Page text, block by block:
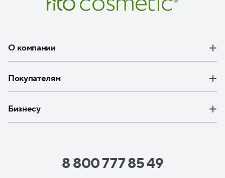
О компании
Покупателям
Бизнесу
8 800 777 85 49